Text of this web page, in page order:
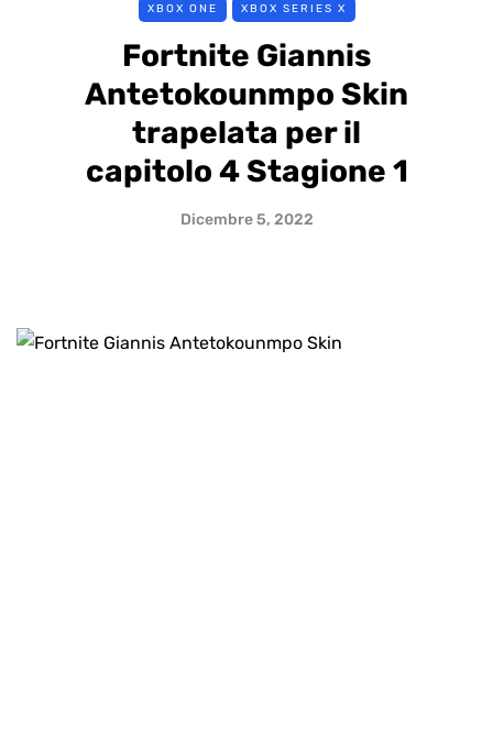
XBOX ONE XBOX SERIES X
Fortnite Giannis
Antetokounmpo Skin
trapelata per il
capitolo 4 Stagione 1
Dicembre 5, 2022